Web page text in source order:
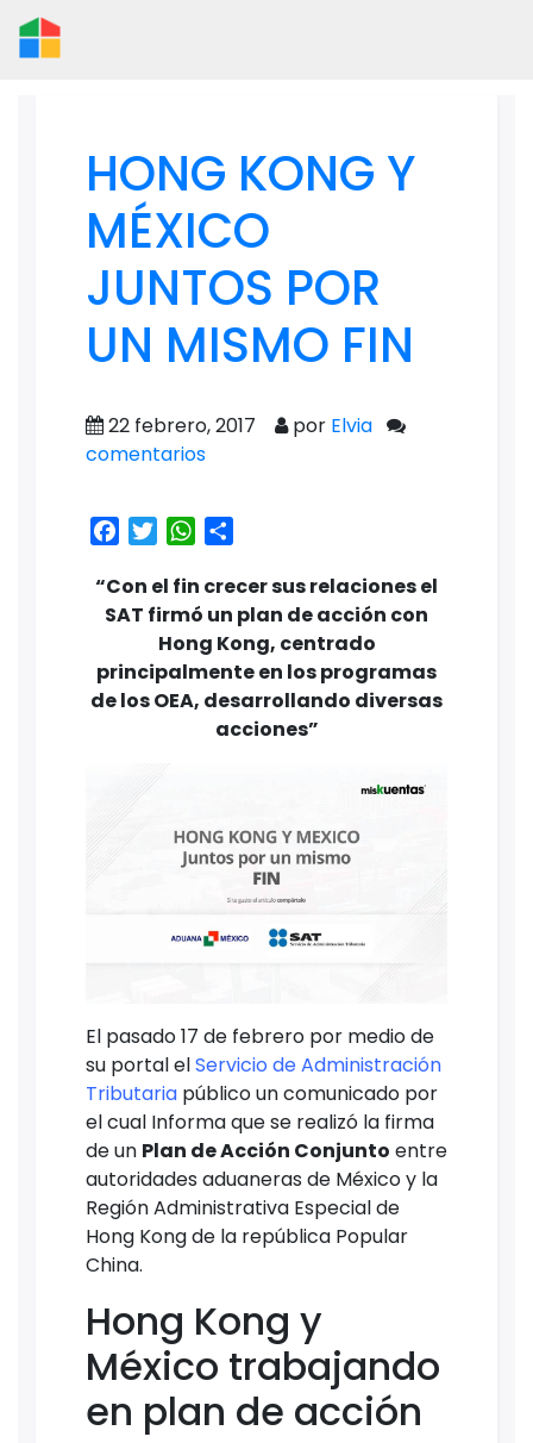
HONG KONG Y
MÉXICO
JUNTOS POR
UN MISMO FIN
22 febrero, 2017 por Elvia
comentarios
Facebook
TwitterWhatsApp
“Con el fin crecer sus relaciones el
SAT firmó un plan de acción con
Hong Kong, centrado
principalmente en los programas
de los OEA, desarrollando diversas
acciones”
El pasado 17 de febrero por medio de
su portal elServicio de Administración
Tributaria público un comunicado por
el cual Informa que se realizó la firma
de un Plan de Acción Conjunto entre
autoridades aduaneras de México y la
Región Administrativa Especial de
Hong Kong de la república Popular
China.
Hong Kong y
México trabajando
en plan de acción